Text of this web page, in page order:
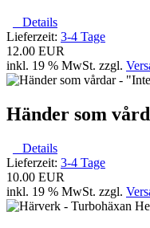
Details
Lieferzeit: 3-4 Tage
12.00 EUR
inkl. 19 % MwSt. zzgl.
Händer som
Details
Lieferzeit: 3-4 Tage
10.00 EUR
inkl. 19 % MwSt. zzgl.